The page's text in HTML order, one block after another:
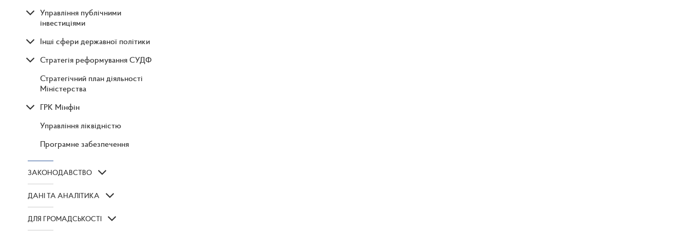
Управління публічними
інвестиціями
Інші сфери державної політики
Стратегія реформування СУДФ
Стратегічний план діяльності
Міністерства
ГРК Мінфін
Управління ліквідністю
Програмне забезпечення
ЗАКОНОДАВСТВО
ДАНІ ТА АНАЛІТИКА
ДЛЯ ГРОМАДСЬКОСТІ